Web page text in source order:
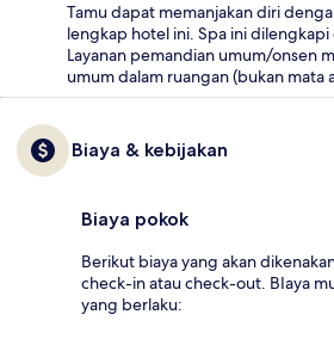
Tamu dapat memanjakan diri
lengkap hotel ini. Spa ini
Layanan pemandian umum/onsen
umum dalam ruangan (bukan mata
Biaya & kebijakan
Biaya pokok
Berikut biaya yang akan
check-in atau check-out. BIaya
yang berlaku: